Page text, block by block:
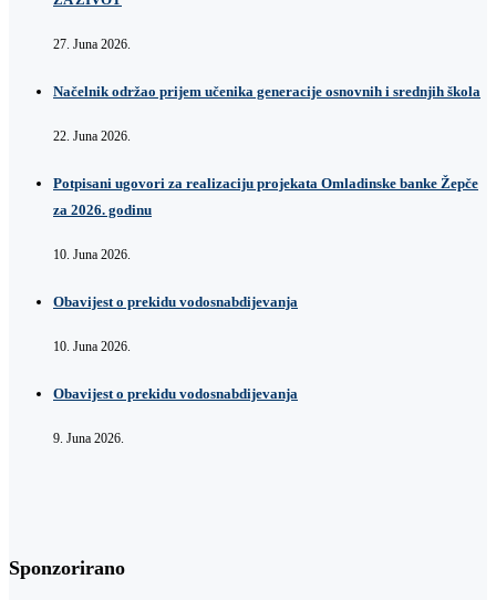
27. Juna 2026.
Načelnik održao prijem učenika generacije osnovnih i srednjih škola
22. Juna 2026.
Potpisani ugovori za realizaciju projekata Omladinske banke Žepče
za 2026. godinu
10. Juna 2026.
Obavijest o prekidu vodosnabdijevanja
10. Juna 2026.
Obavijest o prekidu vodosnabdijevanja
9. Juna 2026.
Sponzorirano